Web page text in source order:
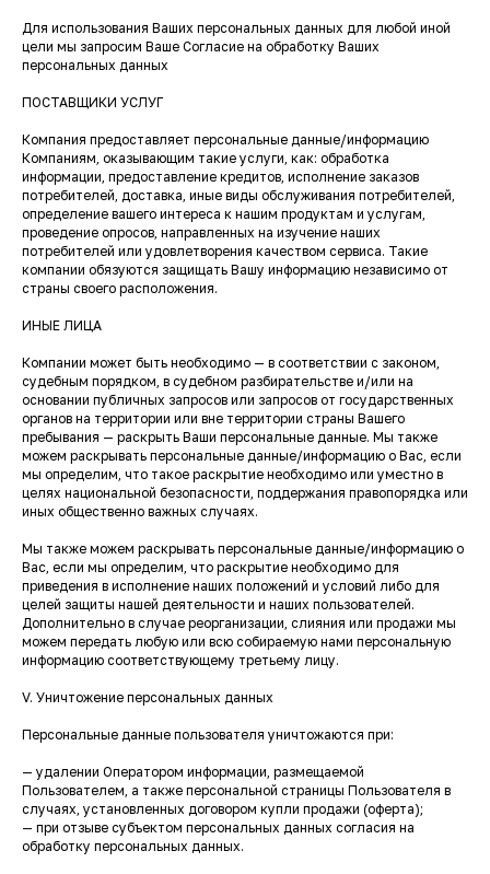
Для использования Ваших персональных данных для любой иной
цели мы запросим Ваше Согласие на обработку Ваших
персональных данных
ПОСТАВЩИКИ УСЛУГ
Компания предоставляет персональные данные/информацию
Компаниям, оказывающим такие услуги, как: обработка
информации, предоставление кредитов, исполнение заказов
потребителей, доставка, иные виды обслуживания потребителей,
определение вашего интереса к нашим продуктам и услугам,
проведение опросов, направленных на изучение наших
потребителей или удовлетворения качеством сервиса. Такие
компании обязуются защищать Вашу информацию независимо от
страны своего расположения.
ИНЫЕ ЛИЦА
Компании может быть необходимо — в соответствии с законом,
судебным порядком, в судебном разбирательстве и/или на
основании публичных запросов или запросов от государственных
органов на территории или вне территории страны Вашего
пребывания — раскрыть Ваши персональные данные. Мы также
можем раскрывать персональные данные/информацию о Вас, если
мы определим, что такое раскрытие необходимо или уместно в
целях национальной безопасности, поддержания правопорядка или
иных общественно важных случаях.
Мы также можем раскрывать персональные данные/информацию о
Вас, если мы определим, что раскрытие необходимо для
приведения в исполнение наших положений и условий либо для
целей защиты нашей деятельности и наших пользователей.
Дополнительно в случае реорганизации, слияния или продажи мы
можем передать любую или всю собираемую нами персональную
информацию соответствующему третьему лицу.
V. Уничтожение персональных данных
Персональные данные пользователя уничтожаются при:
— удалении Оператором информации, размещаемой
Пользователем, а также персональной страницы Пользователя в
случаях, установленных договором купли продажи (оферта);
— при отзыве субъектом персональных данных согласия на
обработку персональных данных.